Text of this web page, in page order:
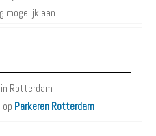
mogelijk aan.
Rotterdam
Parkeren Rotterdam